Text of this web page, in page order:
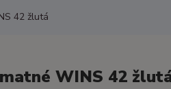
42 žlutá
WINS 42